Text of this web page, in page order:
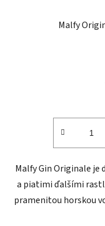
Malfy
Malfy Gin Originale
a piatimi ďalšími
pramenitou horskou